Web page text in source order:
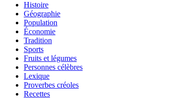
Histoire
Géographie
Population
Économie
Tradition
Sports
Fruits et légumes
Personnes célèbres
Lexique
Proverbes créoles
Recettes